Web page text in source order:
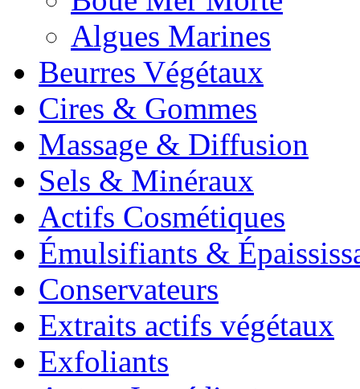
Algues Marines
Beurres Végétaux
Cires & Gommes
Massage & Diffusion
Sels & Minéraux
Actifs Cosmétiques
Émulsifiants &
Conservateurs
Extraits actifs végétaux
Exfoliants